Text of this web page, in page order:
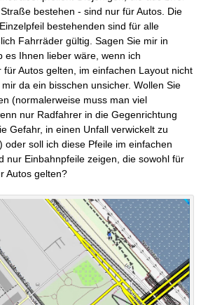
bestehen - sind nur für Autos. Die
bestehenden sind für alle
Fahrräder gültig. Sagen Sie mir in
es Ihnen lieber wäre, wenn ich
für Autos gelten, im einfachen Layout nicht
da ein bisschen unsicher. Wollen Sie
(normalerweise muss man viel
nur Radfahrer in die Gegenrichtung
Gefahr, in einen Unfall verwickelt zu
oder soll ich diese Pfeile im einfachen
nur Einbahnpfeile zeigen, die sowohl für
Autos gelten?